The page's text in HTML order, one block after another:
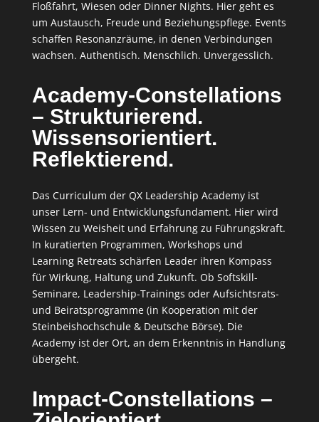
Floßfahrt, Wiesen oder Dinner Nights. Hier geht es
um Austausch, Freude und Beziehungspflege. Events
schaffen Resonanzräume, in denen Verbindungen
wachsen. Authentisch. Menschlich. Unvergesslich.
Academy-Constellations
– Strukturierend.
Wissensorientiert.
Reflektierend.
Das Curriculum der QX Leadership Academy ist
unser Lern- und Entwicklungsfundament. Hier wird
Wissen zu Weisheit und Erfahrung zu Führungskraft.
In kuratierten Programmen, Workshops und
Learning Retreats schärfen Leader ihren Kompass
für Wirkung, Haltung und Zukunft. Ob Softskill-
Seminare, Leadership-Trainings oder Aufsichtsrats-
und Beiratsprogramme (in Kooperation mit der
Steinbeishochschule & Deutsche Börse). Die
Academy ist der Ort, an dem Erkenntnis in Handlung
übergeht.
Impact-Constellations –